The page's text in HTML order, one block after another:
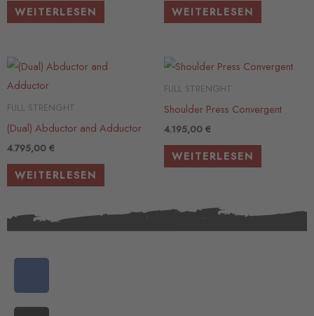
WEITERLESEN WEITERLESEN
FULL STRENGHT
(Dual) Abductor and Adductor
4.795,00 €
WEITERLESEN
FULL STRENGHT
Shoulder Press Convergent
4.195,00 €
WEITERLESEN
F
c